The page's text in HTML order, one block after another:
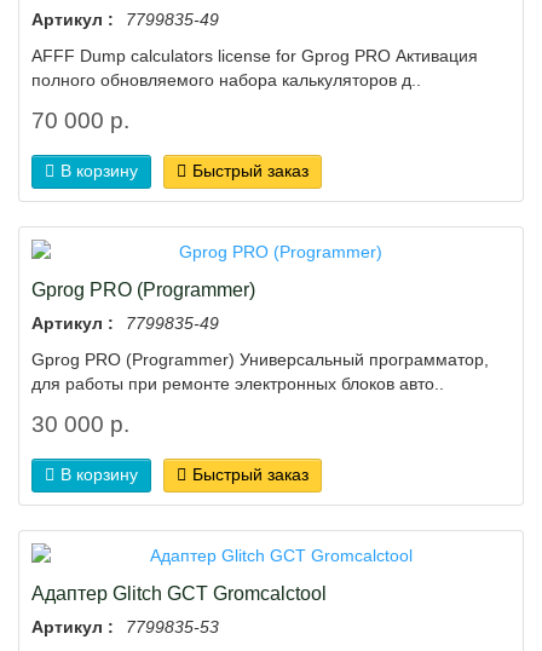
Артикул :
7799835-49
AFFF Dump calculators license for Gprog PRO Активация
полного обновляемого набора калькуляторов д..
70 000 р.
В корзину Быстрый заказ
Gprog PRO (Programmer)
Артикул :
7799835-49
Gprog PRO (Programmer) Универсальный программатор,
для работы при ремонте электронных блоков авто..
30 000 р.
В корзину Быстрый заказ
Адаптер Glitch GCT Gromcalctool
Артикул :
7799835-53